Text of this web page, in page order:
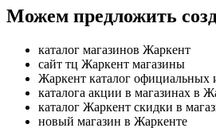
Можем предложить
каталог магазинов Жаркент
сайт тц Жаркент магазины
Жаркент каталог официальных
каталога акции в магазинах в
каталог Жаркент скидки в
новый магазин в Жаркенте